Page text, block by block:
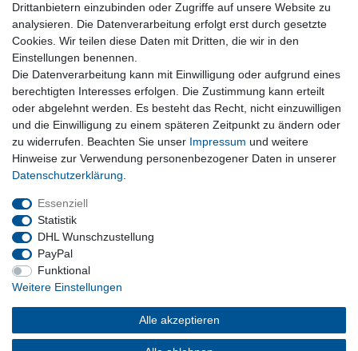
Warenkorb
Zur Kasse
Nützliches
Newsletter abmelden
Widerrufsformular
Vertrag Widerrufen
Rechtliches
Impressum
Wiederrufsrecht
AGB
Privatkunden
Neukundenanmeldung
Mein Konto
Drittanbietern einzubinden oder Zugriffe auf unsere Website zu
analysieren. Die Datenverarbeitung erfolgt erst durch gesetzte
Cookies. Wir teilen diese Daten mit Dritten, die wir in den
Einstellungen benennen.
Die Datenverarbeitung kann mit Einwilligung oder aufgrund eines
berechtigten Interesses erfolgen. Die Zustimmung kann erteilt
oder abgelehnt werden. Es besteht das Recht, nicht einzuwilligen
und die Einwilligung zu einem späteren Zeitpunkt zu ändern oder
zu widerrufen. Beachten Sie unser Impressum und weitere
Hinweise zur Verwendung personenbezogener Daten in unserer
Daten­schutz­erklärung
Essenziell
Statistik
DHL Wunschzustellung
PayPal
Funktional
Weitere Einstellungen
Alle akzeptieren